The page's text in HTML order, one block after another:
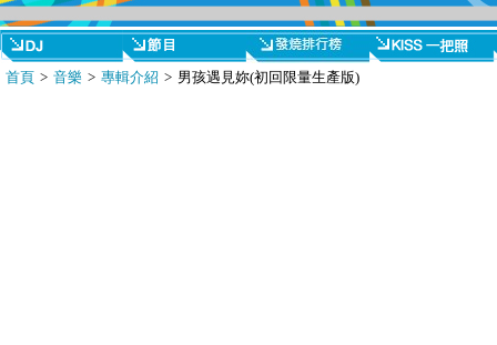
首頁 > 音樂 > 專輯介紹 > 男孩遇見妳(初回限量生產版)